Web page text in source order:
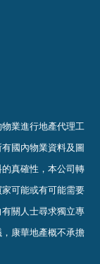
業進行地產代理工
有國內物業資料及圖
的真確性 ， 本公司轉
可能或有可能需要
關人士尋求獨立專
康華地產概不承擔